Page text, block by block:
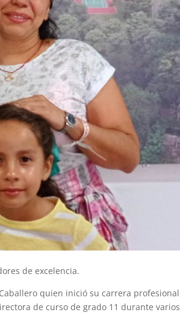
de excelencia.
quien inició su carrera profesional
de curso de grado 11 durante varios